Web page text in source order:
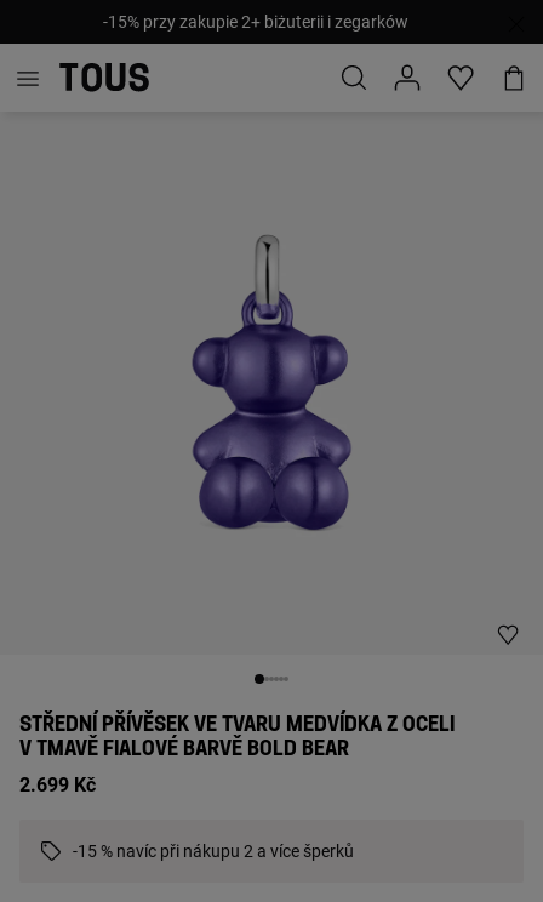
-15% przy zakupie 2+ biżuterii i zegarków
STŘEDNÍ PŘÍVĚSEK VE TVARU MEDVÍDKA Z OCELI
V TMAVĚ FIALOVÉ BARVĚ BOLD BEAR
2.699 Kč
-15 % navíc při nákupu 2 a více šperků